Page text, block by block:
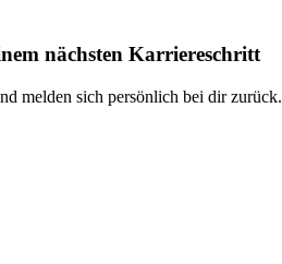
nächsten Karriereschritt
melden sich persönlich bei dir zurück.